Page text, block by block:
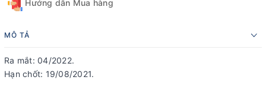
Hướng dẫn Mua hàng
MÔ TẢ
Ra mắt: 04/2022.
Hạn chốt: 19/08/2021.